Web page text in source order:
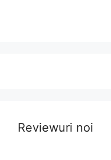
Reviewuri noi